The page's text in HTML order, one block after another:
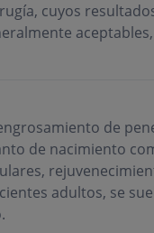
cuyos
de
de nacimiento
adultos, se